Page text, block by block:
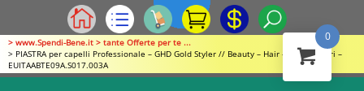
> www.Spendi-Bene.it > tante Offerte per te ...
> PIASTRA per capelli Professionale – GHD Gold Styler // Beauty – Hair – Parrucchieri –
EUITAABTE09A.S017.003A
0